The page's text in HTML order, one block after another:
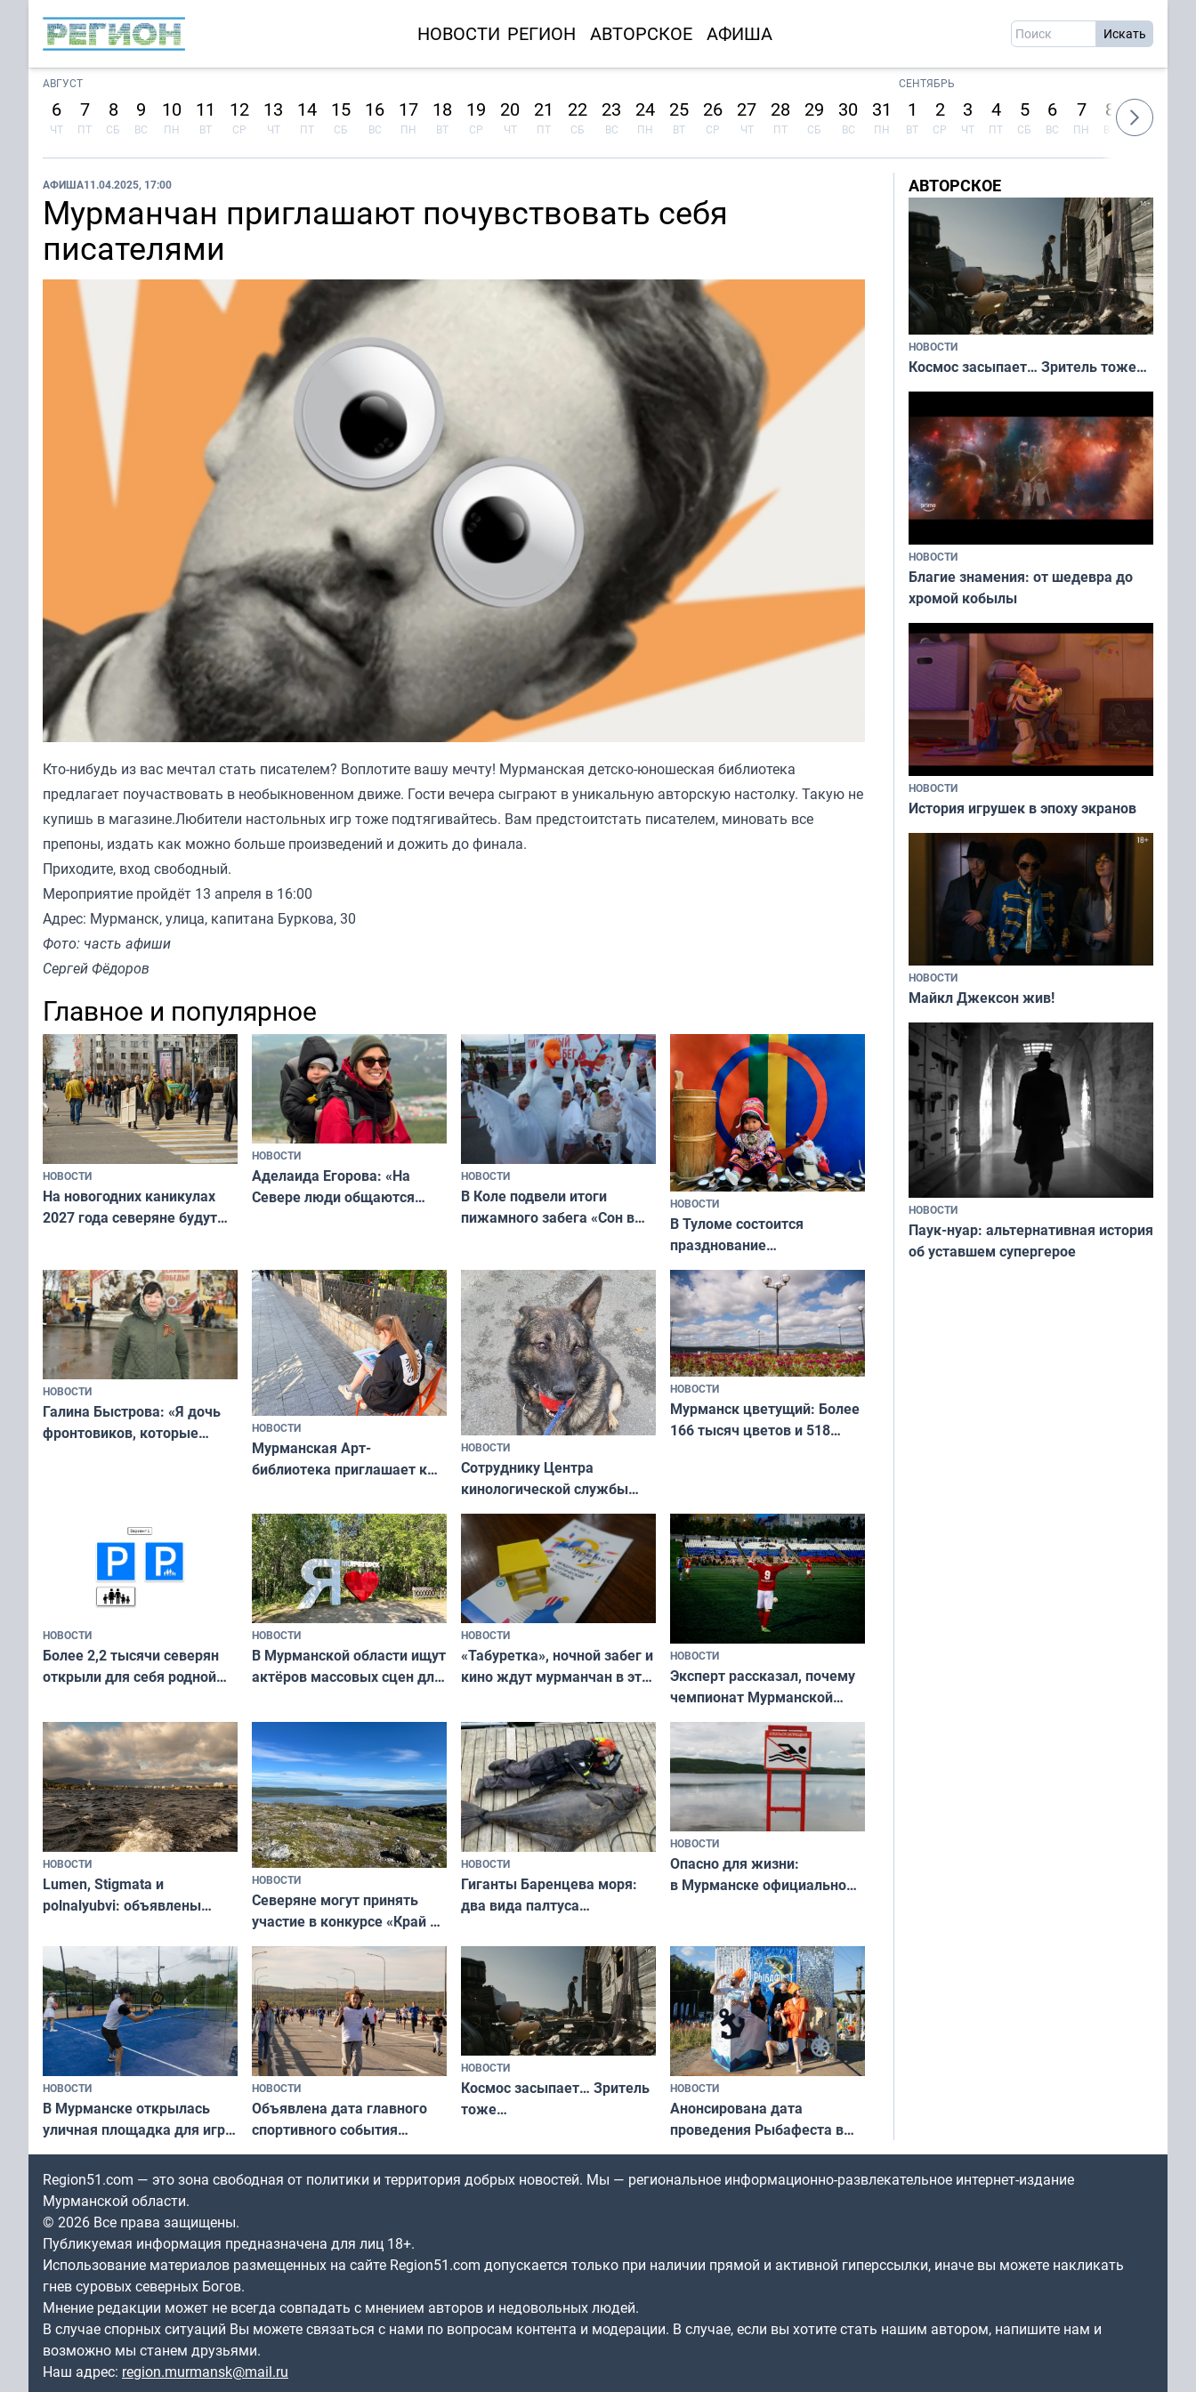
НОВОСТИ РЕГИОН АВТОРСКОЕ АФИША
АВГУСТ
6
ЧТ
7
ПТ
8
СБ
9
ВС
10
ПН
11
ВТ
12
СР
13
ЧТ
14
ПТ
15
СБ
16
ВС
17
ПН
18
ВТ
19
СР
20
ЧТ
21
ПТ
22
СБ
23
ВС
24
ПН
25
ВТ
26
СР
27
ЧТ
28
ПТ
29
СБ
30
ВС
31
ПН
СЕНТЯБРЬ
1
ВТ
2
СР
3
ЧТ
4
ПТ
5
СБ
6
ВС
7
ПН
8
ВТ
9
СР
АФИША11.04.2025, 17:00
Мурманчан приглашают почувствовать себя
писателями
Кто-нибудь из вас мечтал стать писателем? Воплотите вашу мечту! Мурманская детско-юношеская библиотека
предлагает поучаствовать в необыкновенном движе. Гости вечера сыграют в уникальную авторскую настолку. Такую не
купишь в магазине.Любители настольных игр тоже подтягивайтесь. Вам предстоитстать писателем, миновать все
препоны, издать как можно больше произведений и дожить до финала.
Приходите, вход свободный.
Мероприятие пройдёт 13 апреля в 16:00
Адрес: Мурманск, улица, капитана Буркова, 30
Фото: часть афиши
Сергей Фёдоров
Главное и популярное
НОВОСТИ
На новогодних каникулах
2027 года северяне будут
НОВОСТИ
Аделаида Егорова: «На
Севере люди общаются
НОВОСТИ
В Коле подвели итоги
пижамного забега «Сон в
НОВОСТИ
В Туломе состоится
празднование
Международного дня
коренных народов мира
НОВОСТИ
Галина Быстрова: «Я дочь
фронтовиков, которые
НОВОСТИ
Мурманская Арт-
библиотека приглашает к
и фотографов
НОВОСТИ
Сотруднику Центра
кинологической службы
ищут новый дом
НОВОСТИ
Мурманск цветущий: Более
166 тысяч цветов и 518
НОВОСТИ
Более 2,2 тысячи северян
открыли для себя родной
«Туризм для своих»
НОВОСТИ
В Мурманской области ищут
актёров массовых сцен для
короткометражном фильме
НОВОСТИ
«Табуретка», ночной забег и
кино ждут мурманчан в эти
НОВОСТИ
Эксперт рассказал, почему
чемпионат Мурманской
области по футболу остался
незамеченным
НОВОСТИ
Lumen, Stigmata и
polnalyubvi: объявлены
«Имандра» в 2026 года
НОВОСТИ
Северяне могут принять
участие в конкурсе «Край у
северной границы: фотогид
по Печенгскому округу»
НОВОСТИ
Гиганты Баренцева моря:
два вида палтуса
НОВОСТИ
Опасно для жизни:
в Мурманске официально
НОВОСТИ
В Мурманске открылась
уличная площадка для игры
в падел
НОВОСТИ
Объявлена дата главного
спортивного события
Заполярья: как зарождался
фестиваль «Гольфстрим»
НОВОСТИ
Космос засыпает… Зритель
тоже…
НОВОСТИ
Анонсирована дата
проведения Рыбафеста в
2026 году
АВТОРСКОЕ
НОВОСТИ
Космос засыпает… Зритель тоже…
НОВОСТИ
Благие знамения: от шедевра до
хромой кобылы
НОВОСТИ
История игрушек в эпоху экранов
НОВОСТИ
Майкл Джексон жив!
НОВОСТИ
Паук-нуар: альтернативная история
об уставшем супергерое
Region51.com — это зона свободная от политики и территория добрых новостей. Мы — региональное информационно-развлекательное интернет-издание
Мурманской области.
© 2026 Все права защищены.
Публикуемая информация предназначена для лиц 18+.
Использование материалов размещенных на сайте Region51.com допускается только при наличии прямой и активной гиперссылки, иначе вы можете накликать
гнев суровых северных Богов.
Мнение редакции может не всегда совпадать с мнением авторов и недовольных людей.
В случае спорных ситуаций Вы можете связаться с нами по вопросам контента и модерации. В случае, если вы хотите стать нашим автором, напишите нам и
возможно мы станем друзьями.
Наш адрес: region.murmansk@mail.ru